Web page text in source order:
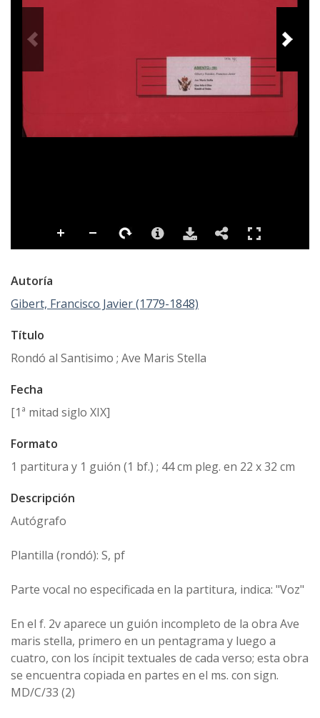
Autoría
Gibert, Francisco Javier (1779-1848)
Título
Rondó al Santisimo ; Ave Maris Stella
Fecha
[1ª mitad siglo XIX]
Formato
1 partitura y 1 guión (1 bf.) ; 44 cm pleg. en 22 x 32 cm
Descripción
Autógrafo
Plantilla (rondó): S, pf
Parte vocal no especificada en la partitura, indica: "Voz"
En el f. 2v aparece un guión incompleto de la obra Ave
maris stella, primero en un pentagrama y luego a
cuatro, con los íncipit textuales de cada verso; esta obra
se encuentra copiada en partes en el ms. con sign.
MD/C/33 (2)